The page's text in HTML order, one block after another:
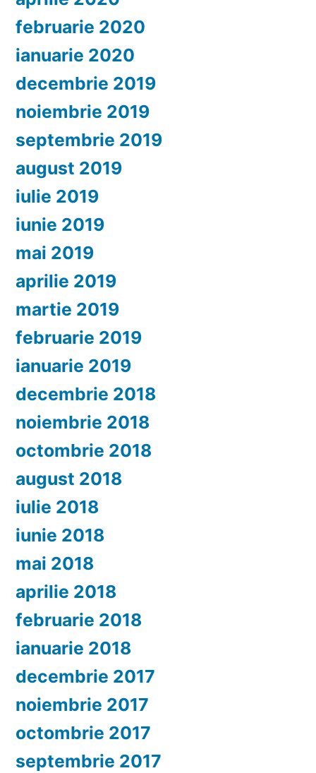
februarie 2020
ianuarie 2020
decembrie 2019
noiembrie 2019
septembrie 2019
august 2019
iulie 2019
iunie 2019
mai 2019
aprilie 2019
martie 2019
februarie 2019
ianuarie 2019
decembrie 2018
noiembrie 2018
octombrie 2018
august 2018
iulie 2018
iunie 2018
mai 2018
aprilie 2018
februarie 2018
ianuarie 2018
decembrie 2017
noiembrie 2017
octombrie 2017
septembrie 2017